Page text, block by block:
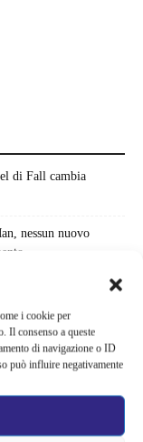
i cookie per
Il consenso a queste
di navigazione o ID
può influire negativamente
di Fall cambia
nessun nuovo
e 13 film lasciano il
Mo Gilligan affronta